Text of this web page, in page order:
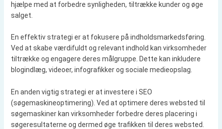
hjælpe med at forbedre synligheden, tiltrække kunder og øge
salget.
En effektiv strategi er at fokusere på indholdsmarkedsføring.
Ved at skabe værdifuldt og relevant indhold kan virksomheder
tiltrække og engagere deres målgruppe. Dette kan inkludere
blogindlæg, videoer, infografikker og sociale medieopslag.
En anden vigtig strategi er at investere i SEO
(søgemaskineoptimering). Ved at optimere deres websted til
søgemaskiner kan virksomheder forbedre deres placering i
søgeresultaterne og dermed øge trafikken til deres websted.